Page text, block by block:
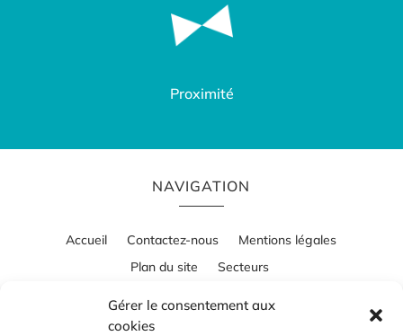
Gérer le consentement aux
cookies
Proximité
NAVIGATION
Accueil Contactez-nous
Mentions légales
Plan du site
Secteurs